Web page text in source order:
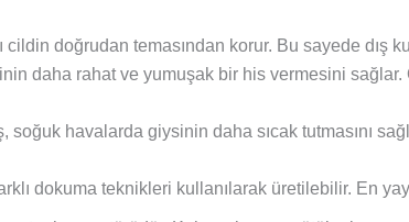
doğrudan temasından korur. Bu sayede dış
daha rahat ve yumuşak bir his vermesini
soğuk havalarda giysinin daha sıcak tutmasını
dokuma teknikleri kullanılarak üretilebilir. En